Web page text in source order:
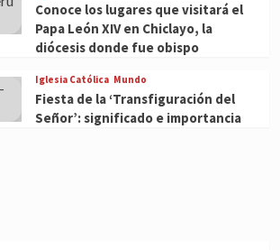
Conoce los lugares que visitará el
Papa León XIV en Chiclayo, la
diócesis donde fue obispo
Iglesia Católica Mundo
Fiesta de la ‘Transfiguración del
Señor’: significado e importancia